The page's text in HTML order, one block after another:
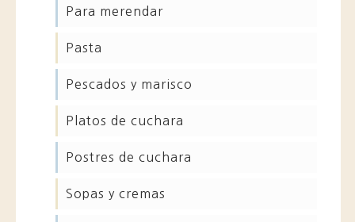
para merendar
pasta
pescados y marisco
platos de cuchara
postres de cuchara
sopas y cremas